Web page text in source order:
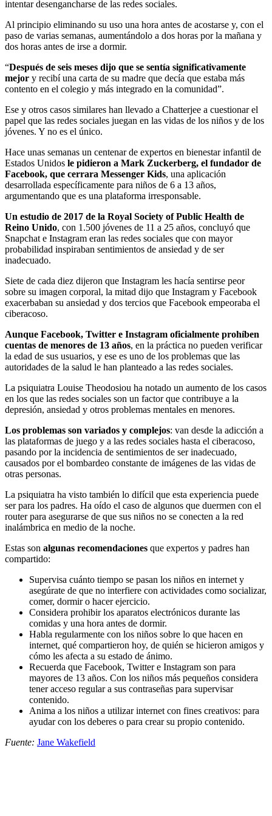
intentar desengancharse de las redes sociales.
Al principio eliminando su uso una hora antes de acostarse y, con el
paso de varias semanas, aumentándolo a dos horas por la mañana y
dos horas antes de irse a dormir.
“Después de seis meses dijo que se sentía significativamente
mejor y recibí una carta de su madre que decía que estaba más
contento en el colegio y más integrado en la comunidad”.
Ese y otros casos similares han llevado a Chatterjee a cuestionar el
papel que las redes sociales juegan en las vidas de los niños y de los
jóvenes. Y no es el único.
Hace unas semanas un centenar de expertos en bienestar infantil de
Estados Unidos le pidieron a Mark Zuckerberg, el fundador de
Facebook, que cerrara Messenger Kids, una aplicación
desarrollada específicamente para niños de 6 a 13 años,
argumentando que es una plataforma irresponsable.
Un estudio de 2017 de la Royal Society of Public Health de
Reino Unido, con 1.500 jóvenes de 11 a 25 años, concluyó que
Snapchat e Instagram eran las redes sociales que con mayor
probabilidad inspiraban sentimientos de ansiedad y de ser
inadecuado.
Siete de cada diez dijeron que Instagram les hacía sentirse peor
sobre su imagen corporal, la mitad dijo que Instagram y Facebook
exacerbaban su ansiedad y dos tercios que Facebook empeoraba el
ciberacoso.
Aunque Facebook, Twitter e Instagram oficialmente prohíben
cuentas de menores de 13 años, en la práctica no pueden verificar
la edad de sus usuarios, y ese es uno de los problemas que las
autoridades de la salud le han planteado a las redes sociales.
La psiquiatra Louise Theodosiou ha notado un aumento de los casos
en los que las redes sociales son un factor que contribuye a la
depresión, ansiedad y otros problemas mentales en menores.
Los problemas son variados y complejos: van desde la adicción a
las plataformas de juego y a las redes sociales hasta el ciberacoso,
pasando por la incidencia de sentimientos de ser inadecuado,
causados por el bombardeo constante de imágenes de las vidas de
otras personas.
La psiquiatra ha visto también lo difícil que esta experiencia puede
ser para los padres. Ha oído el caso de algunos que duermen con el
router para asegurarse de que sus niños no se conecten a la red
inalámbrica en medio de la noche.
Estas son algunas recomendaciones que expertos y padres han
compartido:
Supervisa cuánto tiempo se pasan los niños en internet y
asegúrate de que no interfiere con actividades como socializar,
comer, dormir o hacer ejercicio.
Considera prohibir los aparatos electrónicos durante las
comidas y una hora antes de dormir.
Habla regularmente con los niños sobre lo que hacen en
internet, qué compartieron hoy, de quién se hicieron amigos y
cómo les afecta a su estado de ánimo.
Recuerda que Facebook, Twitter e Instagram son para
mayores de 13 años. Con los niños más pequeños considera
tener acceso regular a sus contraseñas para supervisar
contenido.
Anima a los niños a utilizar internet con fines creativos: para
ayudar con los deberes o para crear su propio contenido.
Fuente: Jane Wakefield